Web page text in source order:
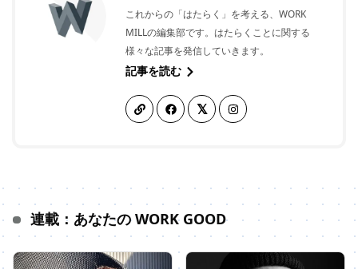
これからの「はたらく」を考える、WORK
MILLの編集部です。はたらくことに関する
様々な記事を発信していきます。
記事を読む
連載：あなたの WORK GOOD